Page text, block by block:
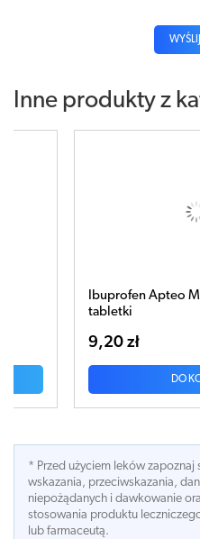
Inne produkty z
Meloxicam APTEO
tabletek
8,26 zł
DO
* Przed użyciem leków
wskazania, przeciwskazania,
niepożądanych i dawkowanie
stosowania produktu
lub farmaceutą.